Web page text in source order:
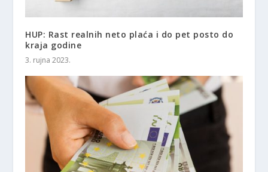
HUP: Rast realnih neto plaća i do pet posto do
kraja godine
3. rujna 2023.